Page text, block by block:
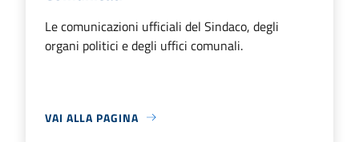
Le comunicazioni ufficiali del Sindaco, degli
organi politici e degli uffici comunali.
VAI ALLA PAGINA